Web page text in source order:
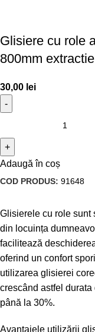
Glisiere cu role
800mm
30,00 lei
Adaugă în coș
COD PRODUS: 91648
Glisierele cu role sunt
din locuința
facilitează
oferind un confort
utilizarea glisierei
crescând astfel
până la 30%.
Avantajele utilizării